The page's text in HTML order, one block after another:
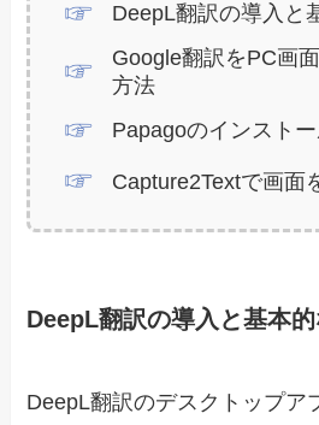
DeepL翻訳の導入と
Google翻訳をPC画
方法
Papagoのインスト
Capture2Textで画面
DeepL翻訳の導入と基本
DeepL翻訳のデスクトップア